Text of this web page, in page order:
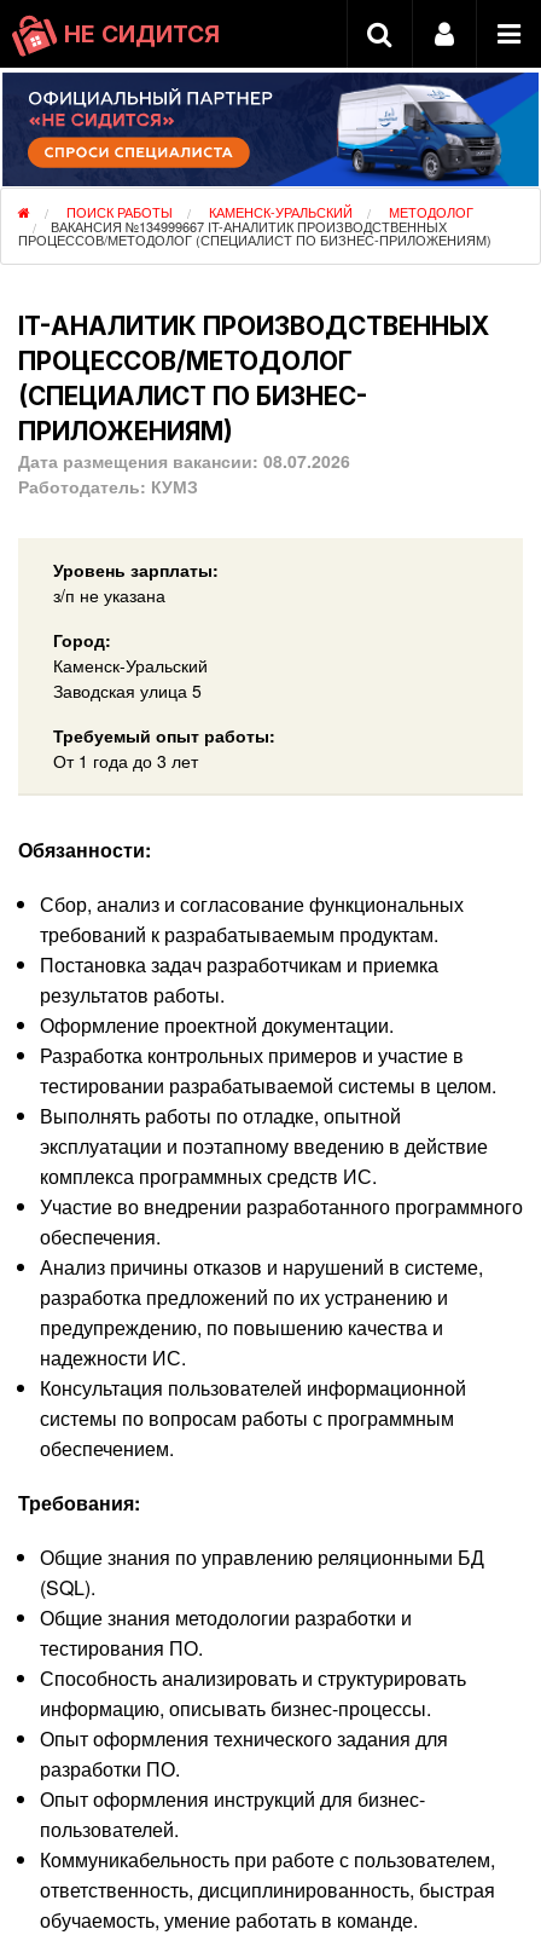
НЕ СИДИТСЯ
ПОИСК РАБОТЫ КАМЕНСК-УРАЛЬСКИЙ МЕТОДОЛОГ
ВАКАНСИЯ №134999667 IT-АНАЛИТИК ПРОИЗВОДСТВЕННЫХ
ПРОЦЕССОВ/МЕТОДОЛОГ (СПЕЦИАЛИСТ ПО БИЗНЕС-ПРИЛОЖЕНИЯМ)
IT-АНАЛИТИК ПРОИЗВОДСТВЕННЫХ
ПРОЦЕССОВ/МЕТОДОЛОГ
(СПЕЦИАЛИСТ ПО БИЗНЕС-
ПРИЛОЖЕНИЯМ)
Дата размещения вакансии: 08.07.2026
Работодатель: КУМЗ
Уровень зарплаты:
з/п не указана
Город:
Каменск-Уральский
Заводская улица 5
Требуемый опыт работы:
От 1 года до 3 лет
Обязанности:
Сбор, анализ и согласование функциональных
требований к разрабатываемым продуктам.
Постановка задач разработчикам и приемка
результатов работы.
Оформление проектной документации.
Разработка контрольных примеров и участие в
тестировании разрабатываемой системы в целом.
Выполнять работы по отладке, опытной
эксплуатации и поэтапному введению в действие
комплекса программных средств ИС.
Участие во внедрении разработанного программного
обеспечения.
Анализ причины отказов и нарушений в системе,
разработка предложений по их устранению и
предупреждению, по повышению качества и
надежности ИС.
Консультация пользователей информационной
системы по вопросам работы с программным
обеспечением.
Требования:
Общие знания по управлению реляционными БД
(SQL).
Общие знания методологии разработки и
тестирования ПО.
Способность анализировать и структурировать
информацию, описывать бизнес-процессы.
Опыт оформления технического задания для
разработки ПО.
Опыт оформления инструкций для бизнес-
пользователей.
Коммуникабельность при работе с пользователем,
ответственность, дисциплинированность, быстрая
обучаемость, умение работать в команде.